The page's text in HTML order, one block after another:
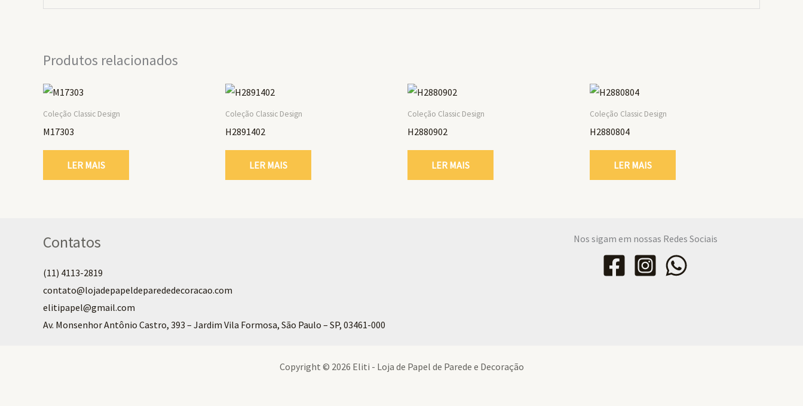
Produtos relacionados
Coleção Classic Design
M17303
LER MAIS
Coleção Classic Design
H2891402
LER MAIS
Coleção Classic Design
H2880902
LER MAIS
Coleção Classic Design
H2880804
LER MAIS
Contatos
(11) 4113-2819
contato@lojadepapeldeparededecoracao.com
elitipapel@gmail.com​
Av. Monsenhor Antônio Castro, 393 – Jardim Vila Formosa, São Paulo – SP, 03461-000
Nos sigam em nossas Redes Sociais
Copyright © 2026 Eliti - Loja de Papel de Parede e Decoração